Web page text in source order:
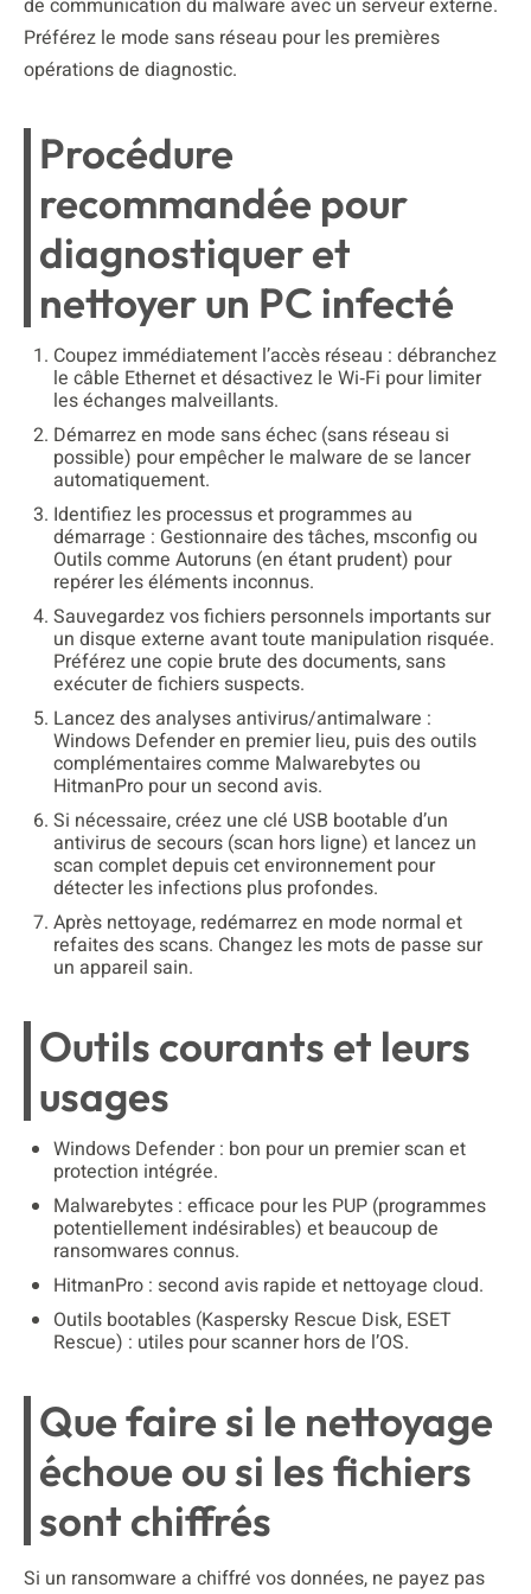
Préférez le mode sans réseau pour les premières
opérations de diagnostic.
Procédure
recommandée pour
diagnostiquer et
nettoyer un PC infecté
Coupez immédiatement l’accès réseau : débranchez
le câble Ethernet et désactivez le Wi‑Fi pour limiter
les échanges malveillants.
Démarrez en mode sans échec (sans réseau si
possible) pour empêcher le malware de se lancer
automatiquement.
Identifiez les processus et programmes au
démarrage : Gestionnaire des tâches, msconfig ou
Outils comme Autoruns (en étant prudent) pour
repérer les éléments inconnus.
Sauvegardez vos fichiers personnels importants sur
un disque externe avant toute manipulation risquée.
Préférez une copie brute des documents, sans
exécuter de fichiers suspects.
Lancez des analyses antivirus/antimalware :
Windows Defender en premier lieu, puis des outils
complémentaires comme Malwarebytes ou
HitmanPro pour un second avis.
Si nécessaire, créez une clé USB bootable d’un
antivirus de secours (scan hors ligne) et lancez un
scan complet depuis cet environnement pour
détecter les infections plus profondes.
Après nettoyage, redémarrez en mode normal et
refaites des scans. Changez les mots de passe sur
un appareil sain.
Outils courants et leurs
usages
Windows Defender : bon pour un premier scan et
protection intégrée.
Malwarebytes : efficace pour les PUP (programmes
potentiellement indésirables) et beaucoup de
ransomwares connus.
HitmanPro : second avis rapide et nettoyage cloud.
Outils bootables (Kaspersky Rescue Disk, ESET
Rescue) : utiles pour scanner hors de l’OS.
Que faire si le nettoyage
échoue ou si les fichiers
sont chiffrés
Si un ransomware a chiffré vos données, ne payez pas